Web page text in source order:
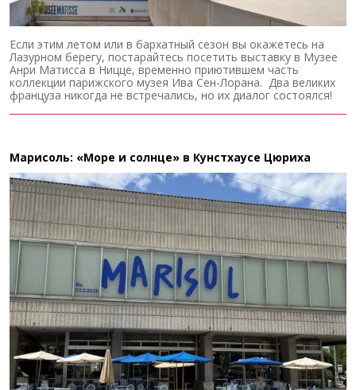
Если этим летом или в бархатный сезон вы окажетесь на
Лазурном берегу, постарайтесь посетить выставку в Музее
Анри Матисса в Ницце, временно приютившем часть
коллекции парижского музея Ива Сен-Лорана. Два великих
француза никогда не встречались, но их диалог состоялся!
Марисоль: «Море и солнце» в Кунстхаусе Цюриха